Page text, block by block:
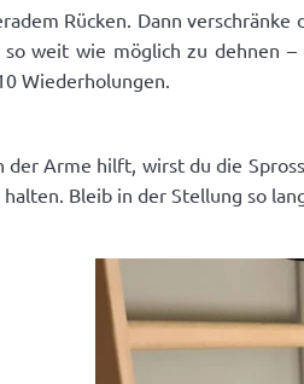
Rücken. Dann
weit wie möglich zu dehnen
Wiederholungen.
der Arme hilft, wirst du die
Bleib in der Stellung so